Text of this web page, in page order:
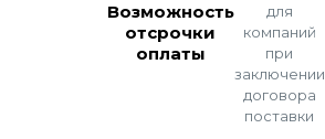
Возможность
отсрочки
оплаты
для
компаний
при
заключении
договора
поставки